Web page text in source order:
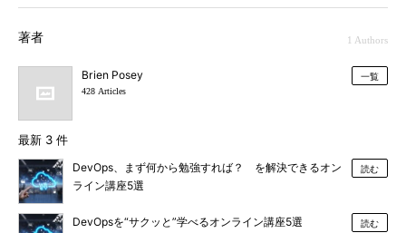
著者 1 Authors
Brien Posey
428 Articles
一覧
最新 3 件
DevOps、まず何から勉強すれば？ を解決できるオン
ライン講座5選
読む
DevOpsを“サクッと”学べるオンライン講座5選 読む